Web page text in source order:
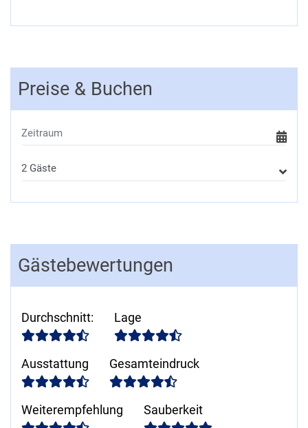
Preise & Buchen
Gästebewertungen
Durchschnitt: Lage
Ausstattung Gesamteindruck
Weiterempfehlung Sauberkeit